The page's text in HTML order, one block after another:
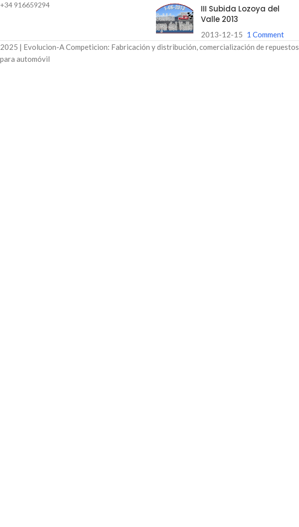
+34 916659294
III Subida Lozoya del
Valle 2013
2013-12-15 1 Comment
2025 | Evolucion-A Competicion: Fabricación y distribución, comercialización de repuestos
para automóvil